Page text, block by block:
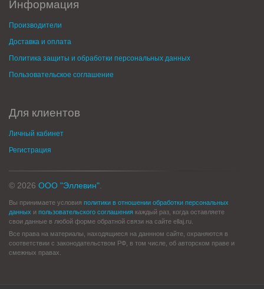
Информация
Производители
Доставка и оплата
Политика защиты и обработки персональных данных
Пользовательское соглашение
Для клиентов
Личный кабинет
Регистрация
© 2026 ООО "Эллевин"
Вы принимаете условия политики в отношении обработки персональных
данных и пользовательского соглашения каждый раз, когда оставляете
свои данные в любой форме обратной связи на сайте ellaj.ru.
Все права на материалы, находящиеся на даннном сайте, охраняются в
соответствии с законодательством РФ, в том числе, об авторском праве и
смежных правах.